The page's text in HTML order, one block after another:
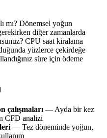
mı? Dönemsel yoğun
diğer zamanlarda
CPU saat kiralama
yüzlerce çekirdeğe
süre için ödeme
çalışmaları — Ayda bir kez
CFD analizi
— Tez döneminde yoğun,